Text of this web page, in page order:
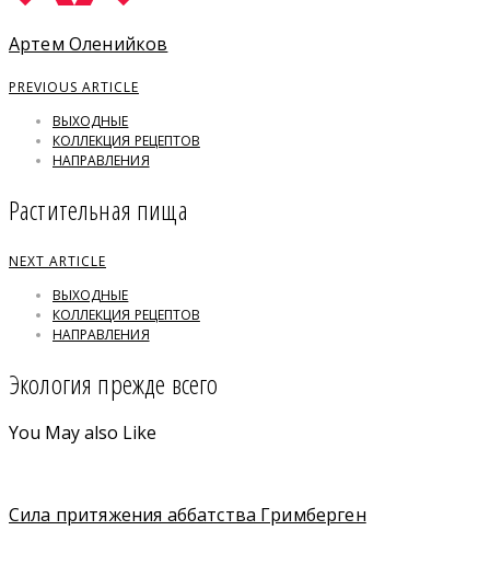
Артем Оленийков
PREVIOUS ARTICLE
ВЫХОДНЫЕ
КОЛЛЕКЦИЯ РЕЦЕПТОВ
НАПРАВЛЕНИЯ
Растительная пища
NEXT ARTICLE
ВЫХОДНЫЕ
КОЛЛЕКЦИЯ РЕЦЕПТОВ
НАПРАВЛЕНИЯ
Экология прежде всего
You May also Like
Сила притяжения аббатства Гримберген